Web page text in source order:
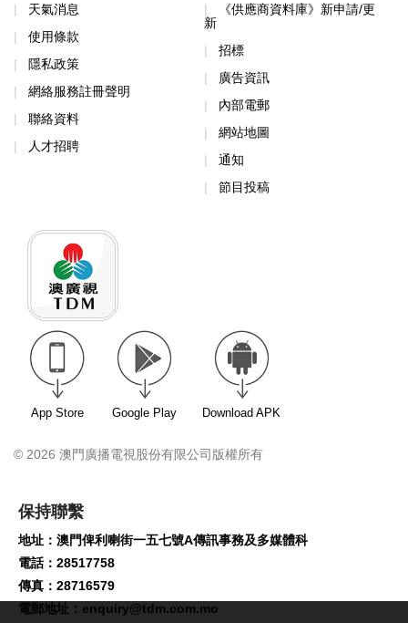
天氣消息
使用條款
隱私政策
網絡服務註冊聲明
聯絡資料
人才招聘
《供應商資料庫》新申請/更
新
招標
廣告資訊
內部電郵
網站地圖
通知
節目投稿
App Store Google Play Download APK
© 2026 澳門廣播電視股份有限公司版權所有
保持聯繫
地址：澳門俾利喇街一五七號A傳訊事務及多媒體科
電話：28517758
傳真：28716579
電郵地址： enquiry@tdm.com.mo